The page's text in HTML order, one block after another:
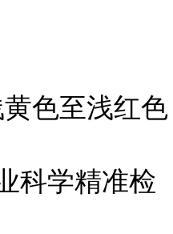
色至浅红色
科学精准检